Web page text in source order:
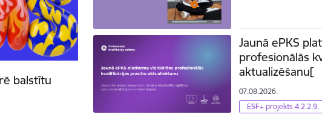
balstītu
Jaunā ePKS
profesionālās
aktualizēšanu[
07.08.2026.
ESF+ projekts 4.2.2.9.